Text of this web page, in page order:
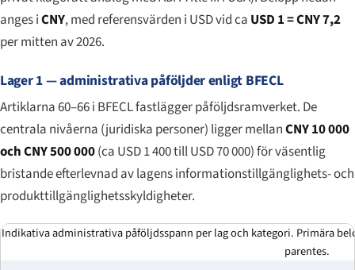
anges iCNY, med referensvärden i USD vid ca USD 1 = CNY 7,2
per mitten av 2026.
Lager 1 — administrativa påföljder enligt BFECL
Artiklarna 60–66 i BFECL fastlägger påföljdsramverket. De
centrala nivåerna (juridiska personer) ligger mellanCNY 10 000
och CNY 500 000(ca USD 1 400 till USD 70 000) för väsentlig
bristande efterlevnad av lagens informationstillgänglighets- och
produkttillgänglighetsskyldigheter.
Indikativa administrativa påföljdsspann per lag och kategori. Primära
parentes.